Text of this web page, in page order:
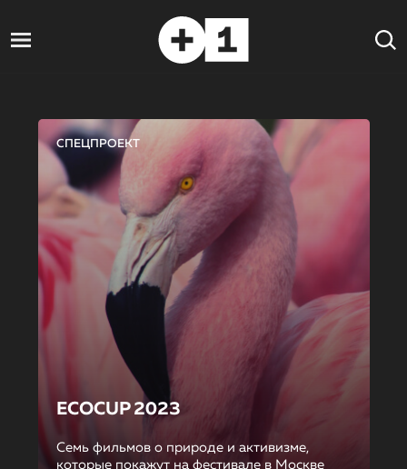
СПЕЦПРОЕКТ
ECOCUP 2023
Семь фильмов о природе и активизме,
которые покажут на фестивале в Москве